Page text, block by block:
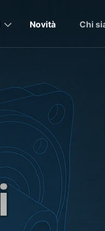
Novità Chi